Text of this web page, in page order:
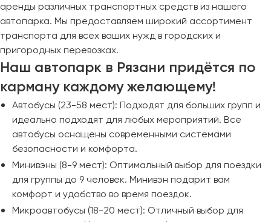
аренды различных транспортных средств из нашего
автопарка. Мы предоставляем широкий ассортимент
транспорта для всех ваших нужд в городских и
пригородных перевозках.
Наш автопарк в Рязани придётся по
карману каждому желающему!
Автобусы (23-58 мест): Подходят для больших групп и
идеально подходят для любых мероприятий. Все
автобусы оснащены современными системами
безопасности и комфорта.
Минивэны (8-9 мест): Оптимальный выбор для поездки
для группы до 9 человек. Минивэн подарит вам
комфорт и удобство во время поездок.
Микроавтобусы (18-20 мест): Отличный выбор для
Ростов-на-Дону
Рязань
Санкт-Петербург
Саранск
Саратов
Севастополь
Сочи
Ставрополь